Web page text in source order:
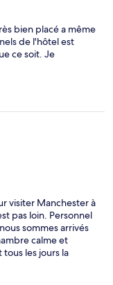
bien placé a même
de l'hôtel est
ce soit. Je
visiter Manchester à
pas loin. Personnel
sommes arrivés
calme et
les jours la
) un peu de
pour du